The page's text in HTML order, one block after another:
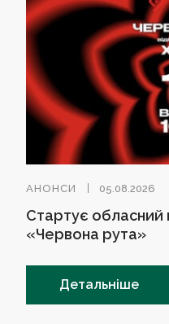
АНОНСИ 05.08.2026
Стартує обласний
«Червона рута»
Детальніше